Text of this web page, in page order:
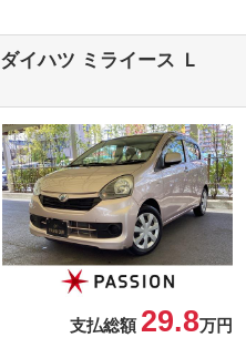
ダイハツ ミライース Ｌ
支払総額 29.8万円